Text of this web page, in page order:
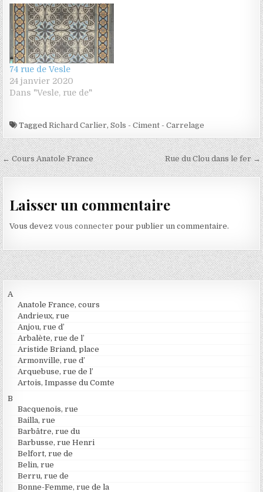
74 rue de Vesle
24 janvier 2020
Dans "Vesle, rue de"
TaggedRichard Carlier,Sols - Ciment - Carrelage
Navigation de l’articleRue du Clou dans le fer →
← Cours Anatole France
Laisser un commentaire
Vous devezvous connecter pour publier un commentaire.
A
Anatole France, cours
Andrieux, rue
Anjou, rue d’
Arbalète, rue de l’
Aristide Briand, place
Armonville, rue d’
Arquebuse, rue de l’
Artois, Impasse du Comte
B
Bacquenois, rue
Bailla, rue
Barbâtre, rue du
Barbusse, rue Henri
Belfort, rue de
Belin, rue
Berru, rue de
Bonne-Femme, rue de la